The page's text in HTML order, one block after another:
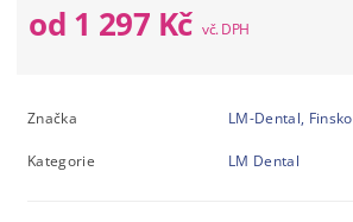
od 1 297 Kč
Značka LM-Dental, Finsko
Kategorie LM Dental